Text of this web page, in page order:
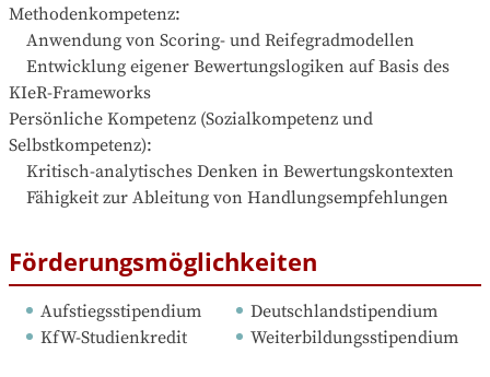
Methodenkompetenz:
KIeR-Frameworks
Persönliche Kompetenz (Sozialkompetenz und
Selbstkompetenz):
    Fähigkeit zur Ableitung von Handlungsempfehlungen
Förderungsmöglichkeiten
Aufstiegsstipendium
Deutschlandstipendium
KfW-Studienkredit
Weiterbildungsstipendium